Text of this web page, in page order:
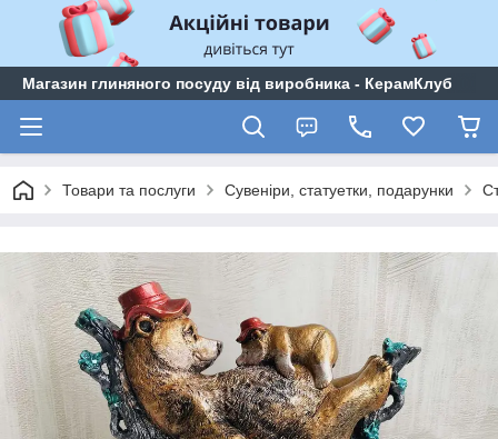
Магазин глиняного посуду від виробника - КерамКлуб
Товари та послуги Сувеніри, статуетки, подарунки